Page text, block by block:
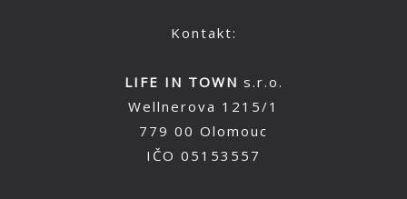
Kontakt:
LIFE IN TOWN s.r.o.
Wellnerova 1215/1
779 00 Olomouc
IČO 05153557